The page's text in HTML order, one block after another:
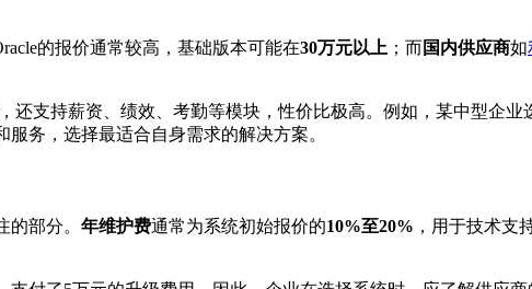
的报价通常较高，基础版本可能在30万元以上 ；而国内供应商如
还支持薪资、绩效、考勤等模块，性价比极高。例如，某中型企业
务，选择最适合自身需求的解决方案。
部分。 年维护费通常为系统初始报价的10%至20% ，用于技术支